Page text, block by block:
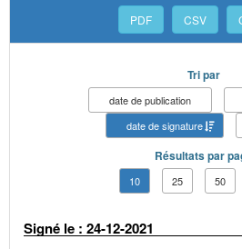
PDF CSV
Tri par
date de publication
date de signature
Résultats par
10 25 50
Signé le : 24-12-2021